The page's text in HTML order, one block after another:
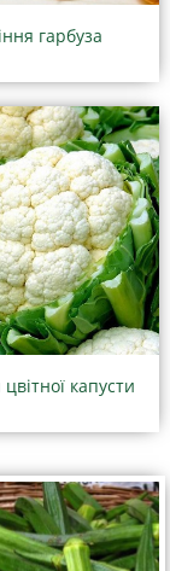
гарбуза
капусти